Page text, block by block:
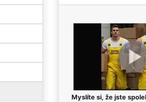
Myslíte si, že jste